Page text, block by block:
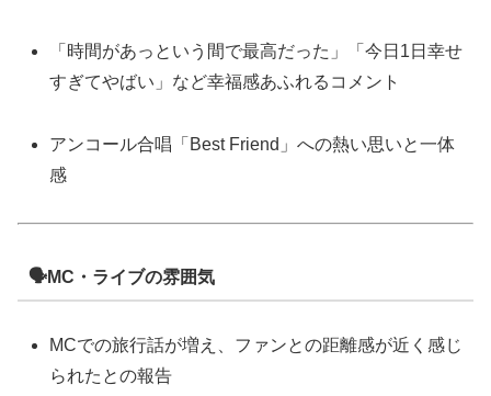
「時間があっという間で最高だった」「今日1日幸せ
すぎてやばい」など幸福感あふれるコメント
アンコール合唱「Best Friend」への熱い思いと一体
感
🗣️MC・ライブの雰囲気
MCでの旅行話が増え、ファンとの距離感が近く感じ
られたとの報告